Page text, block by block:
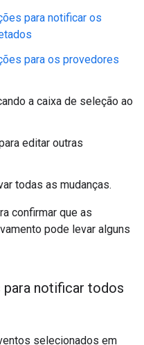
para notificar os
para os provedores
a caixa de seleção ao
editar outras
todas as mudanças.
confirmar que as
pode levar alguns
notificar todos
selecionados em